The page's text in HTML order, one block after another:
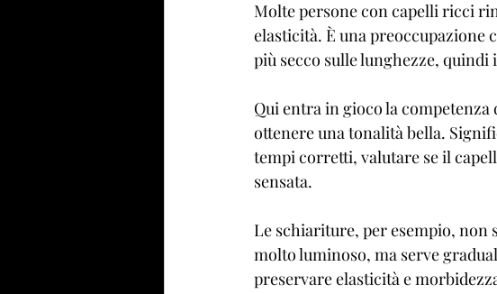
Molte persone con capelli ricci
elasticità. È una preoccupazione
più secco sulle lunghezze,
Qui entra in gioco la
ottenere una tonalità bella.
tempi corretti, valutare se il
sensata.
Le schiariture, per esempio, non
molto luminoso, ma serve
preservare elasticità e